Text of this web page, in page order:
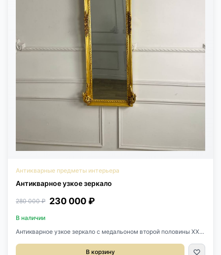
Антикварные предметы интерьера
Антикварное узкое зеркало
280 000 ₽ 230 000 ₽
В наличии
Антикварное узкое зеркало с медальоном второй половины XX
Оригинальное зеркальное полотно с фацетом. Размер 54х175h
В корзину